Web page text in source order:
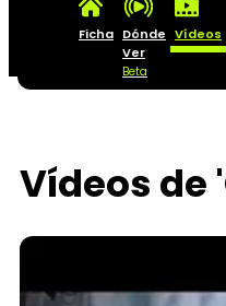
Ficha Dónde
Ver
Beta
Vídeos
Vídeos de